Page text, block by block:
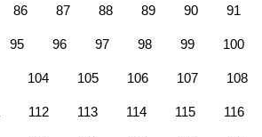
86 87 88 89 90 91
95 96 97 98 99 100
104 105 106 107 108
112 113 114 115 116